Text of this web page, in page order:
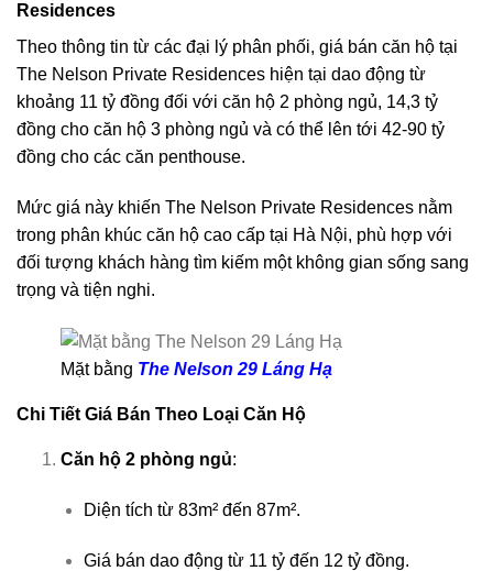
Residences
Theo thông tin từ các đại lý phân phối, giá bán căn hộ tại
The Nelson Private Residences hiện tại dao động từ
khoảng 11 tỷ đồng đối với căn hộ 2 phòng ngủ, 14,3 tỷ
đồng cho căn hộ 3 phòng ngủ và có thể lên tới 42-90 tỷ
đồng cho các căn penthouse.
Mức giá này khiến The Nelson Private Residences nằm
trong phân khúc căn hộ cao cấp tại Hà Nội, phù hợp với
đối tượng khách hàng tìm kiếm một không gian sống sang
trọng và tiện nghi.
Mặt bằng The Nelson 29 Láng Hạ
Chi Tiết Giá Bán Theo Loại Căn Hộ
Căn hộ 2 phòng ngủ:
Diện tích từ 83m² đến 87m².
Giá bán dao động từ 11 tỷ đến 12 tỷ đồng.